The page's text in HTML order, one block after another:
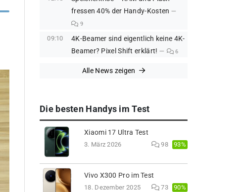
fressen 40% der Handy-Kosten
9
09:10
4K-Beamer sind eigentlich keine 4K-
Beamer? Pixel Shift erklärt!
6
Alle News zeigen
Die besten Handys im Test
Xiaomi 17 Ultra Test
3. März 2026 98 93%
Vivo X300 Pro im Test
18. Dezember 2025 73 90%